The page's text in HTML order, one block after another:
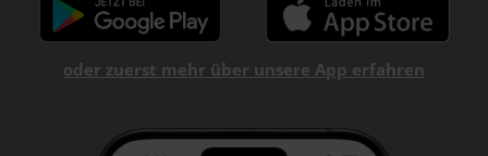
oder zuerst mehr über unsere App erfahren